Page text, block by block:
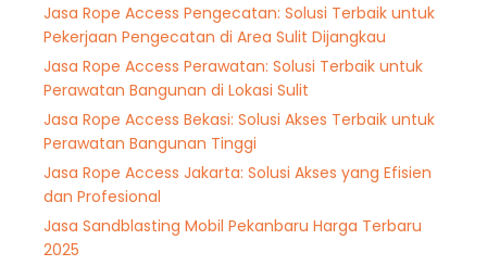
Jasa Rope Access Pengecatan: Solusi Terbaik untuk
Pekerjaan Pengecatan di Area Sulit Dijangkau
Jasa Rope Access Perawatan: Solusi Terbaik untuk
Perawatan Bangunan di Lokasi Sulit
Jasa Rope Access Bekasi: Solusi Akses Terbaik untuk
Perawatan Bangunan Tinggi
Jasa Rope Access Jakarta: Solusi Akses yang Efisien
dan Profesional
Jasa Sandblasting Mobil Pekanbaru Harga Terbaru
2025